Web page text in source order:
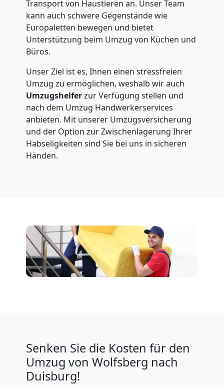
Transport von Haustieren an. Unser Team
kann auch schwere Gegenstände wie
Europaletten bewegen und bietet
Unterstützung beim Umzug von Küchen und
Büros.
Unser Ziel ist es, Ihnen einen stressfreien
Umzug zu ermöglichen, weshalb wir auch
Umzugshelferzur Verfügung stellen und
nach dem Umzug Handwerkerservices
anbieten. Mit unserer Umzugsversicherung
und der Option zur Zwischenlagerung Ihrer
Habseligkeiten sind Sie bei uns in sicheren
Händen.
Senken Sie die Kosten für den
Umzug von Wolfsberg nach
Duisburg!